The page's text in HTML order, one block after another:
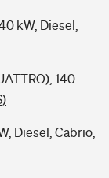
kW, Diesel,
140
Diesel, Cabrio,